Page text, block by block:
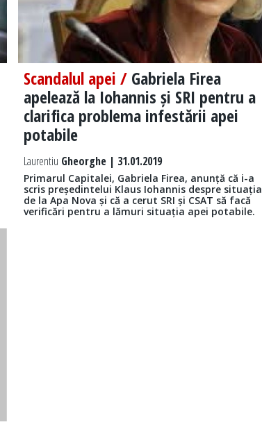
Scandalul apei / Gabriela Firea
apelează la Iohannis și SRI pentru a
clarifica problema infestării apei
potabile
Laurentiu Gheorghe | 31.01.2019
Primarul Capitalei, Gabriela Firea, anunță că i-a
scris președintelui Klaus Iohannis despre situația
de la Apa Nova și că a cerut SRI și CSAT să facă
verificări pentru a lămuri situația apei potabile.